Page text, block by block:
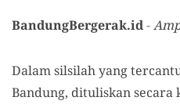
BandungBergerak.id-
Dalam silsilah yang
Bandung, dituliskan secara